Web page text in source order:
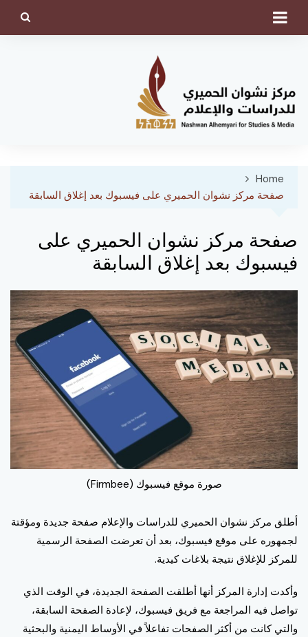
Home
صفحة مركز نشوان الحميري على فيسبوك بعد إغلاق السابقة
صفحة مركز نشوان الحميري على
فيسبوك بعد إغلاق السابقة
صورة موقع فيسبوك (Firmbee)
أطلق مركز نشوان الحميري للدراسات والإعلام صفحة جديدة ومؤقتة
لجمهوره على موقع فيسبوك، بعد أن تعرضت الصفحة الرسمية
للمركز للإغلاق نتيجة بلاغات كيدية.
وأكدت إدارة المركز أنها أطلقت الصفحة الجديدة، في الوقت الذي
تواصل فيه المراجعة مع فريق فيسبوك، لإعادة الصفحة السابقة،
والتي كانت من أكثر الصفحات تفاعلاً في الأوساط اليمنية والبحثية